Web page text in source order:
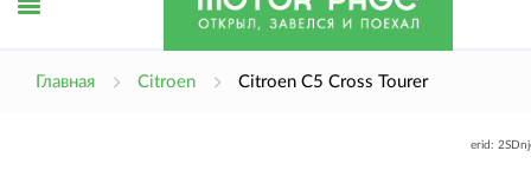
Главная Citroen Citroen C5 Cross Tourer
erid: